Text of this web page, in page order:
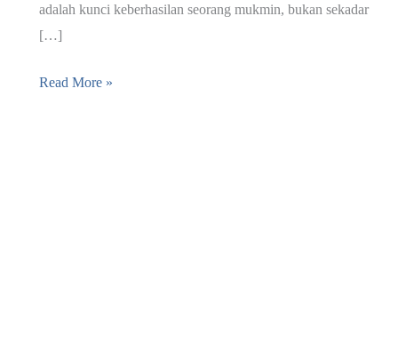
adalah kunci keberhasilan seorang mukmin, bukan sekadar
[…]
Kesabaran
Read More »